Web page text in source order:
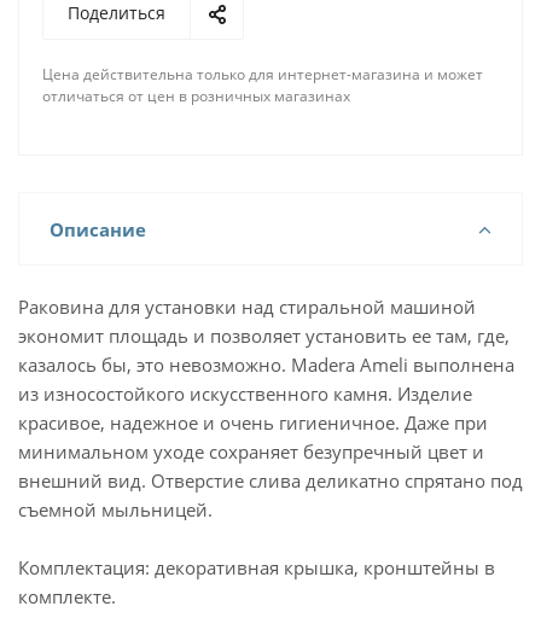
Поделиться
Цена действительна только для интернет-магазина и может
отличаться от цен в розничных магазинах
Описание
Раковина для установки над стиральной машиной
экономит площадь и позволяет установить ее там, где,
казалось бы, это невозможно. Madera Ameli выполнена
из износостойкого искусственного камня. Изделие
красивое, надежное и очень гигиеничное. Даже при
минимальном уходе сохраняет безупречный цвет и
внешний вид. Отверстие слива деликатно спрятано под
съемной мыльницей.
Комплектация: декоративная крышка, кронштейны в
комплекте.